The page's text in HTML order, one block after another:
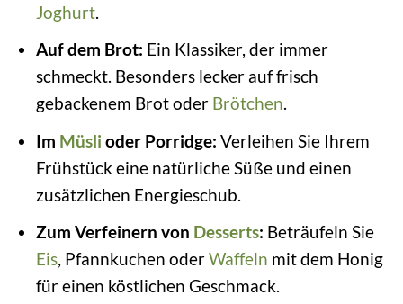
Joghurt.
Auf dem Brot: Ein Klassiker, der immer
schmeckt. Besonders lecker auf frisch
gebackenem Brot oder Brötchen.
Im Müsli oder Porridge: Verleihen Sie Ihrem
Frühstück eine natürliche Süße und einen
zusätzlichen Energieschub.
Zum Verfeinern von Desserts: Beträufeln Sie
Eis, Pfannkuchen oderWaffeln mit dem Honig
für einen köstlichen Geschmack.